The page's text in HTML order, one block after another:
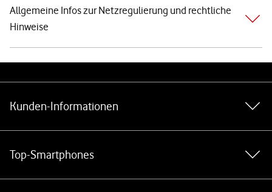
Allgemeine Infos zur Netzregulierung und rechtliche
Hinweise
Kunden-Informationen
Top-Smartphones